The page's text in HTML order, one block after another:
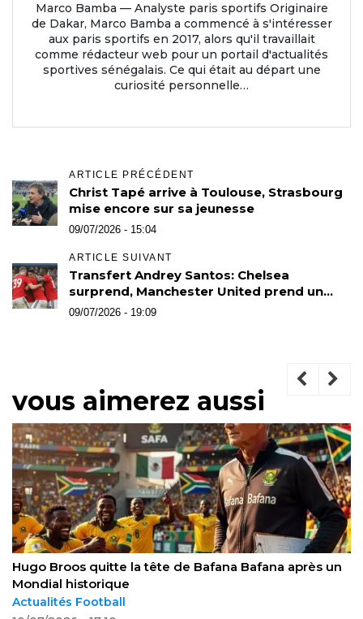
Marco Bamba — Analyste paris sportifs Originaire
de Dakar, Marco Bamba a commencé à s'intéresser
aux paris sportifs en 2017, alors qu'il travaillait
comme rédacteur web pour un portail d'actualités
sportives sénégalais. Ce qui était au départ une
curiosité personnelle…
ARTICLE PRÉCÉDENT
Christ Tapé arrive à Toulouse, Strasbourg
mise encore sur sa jeunesse
09/07/2026 - 15:04
ARTICLE SUIVANT
Transfert Andrey Santos: Chelsea
surprend, Manchester United prend un
pari à 50 millions
09/07/2026 - 19:09
vous aimerez aussi
Hugo Broos quitte Bafana Bafana après le Mondial
2026, laissant un héritage durable
Actualités Football